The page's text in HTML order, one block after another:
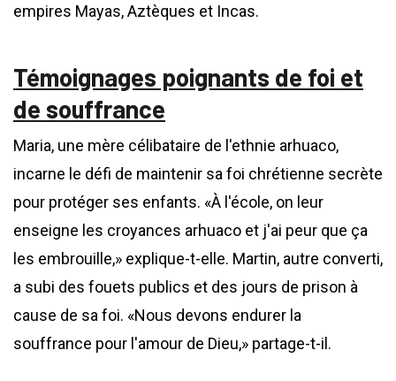
empires Mayas, Aztèques et Incas.
Témoignages poignants de foi et
de souffrance
Maria, une mère célibataire de l'ethnie arhuaco,
incarne le défi de maintenir sa foi chrétienne secrète
pour protéger ses enfants. «À l'école, on leur
enseigne les croyances arhuaco et j'ai peur que ça
les embrouille,» explique-t-elle. Martin, autre converti,
a subi des fouets publics et des jours de prison à
cause de sa foi. «Nous devons endurer la
souffrance pour l'amour de Dieu,» partage-t-il.